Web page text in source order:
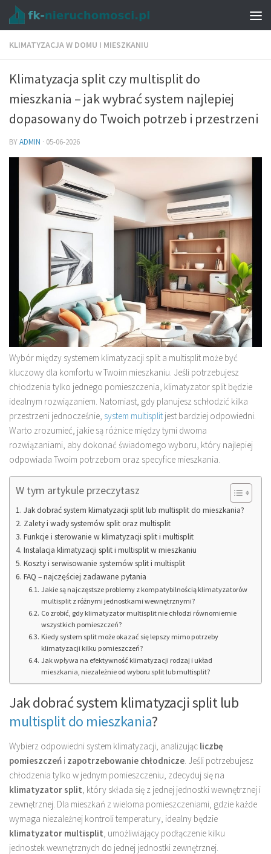
KLIMATYZACJA W DOMU I MIESZKANIU
Klimatyzacja split czy multisplit do
mieszkania – jak wybrać system najlepiej
dopasowany do Twoich potrzeb i przestrzeni
BYADMIN · 05-06-2026
Wybór między systemem klimatyzacji split a multisplit może być
kluczowy dla komfortu w Twoim mieszkaniu. Jeśli potrzebujesz
chłodzenia tylko jednego pomieszczenia, klimatyzator split będzie
idealnym rozwiązaniem. Natomiast, gdy planujesz schłodzić kilka
przestrzeni jednocześnie, system multisplit jest bardziej odpowiedni.
Warto zrozumieć, jakie są różnice między tymi dwoma
rozwiązaniami, aby dokonać świadomego wyboru, który najlepiej
odpowiada Twoim potrzebom oraz specyfice mieszkania.
W tym artykule przeczytasz
Jak dobrać system klimatyzacji split lub multisplit do mieszkania?
Zalety i wady systemów split oraz multisplit
Funkcje i sterowanie w klimatyzacji split i multisplit
Instalacja klimatyzacji split i multisplit w mieszkaniu
Koszty i serwisowanie systemów split i multisplit
FAQ – najczęściej zadawane pytania
Jakie są najczęstsze problemy z kompatybilnością klimatyzatorów
multisplit z różnymi jednostkami wewnętrznymi?
Co zrobić, gdy klimatyzator multisplit nie chłodzi równomiernie
wszystkich pomieszczeń?
Kiedy system split może okazać się lepszy mimo potrzeby
klimatyzacji kilku pomieszczeń?
Jak wpływa na efektywność klimatyzacji rodzaj i układ
mieszkania, niezależnie od wyboru split lub multisplit?
Jak dobrać system klimatyzacji split lub
multisplit do mieszkania?
Wybierz odpowiedni system klimatyzacji, analizując liczbę
pomieszczeń i zapotrzebowanie chłodnicze . Jeśli potrzebujesz
chłodzenia tylko w jednym pomieszczeniu, zdecyduj się na
klimatyzator split , który składa się z jednej jednostki wewnętrznej i
zewnętrznej. Dla mieszkań z wieloma pomieszczeniami, gdzie każde
wymaga niezależnej kontroli temperatury, idealny będzie
klimatyzator multisplit , umożliwiający podłączenie kilku
jednostek wewnętrznych do jednej jednostki zewnętrznej.